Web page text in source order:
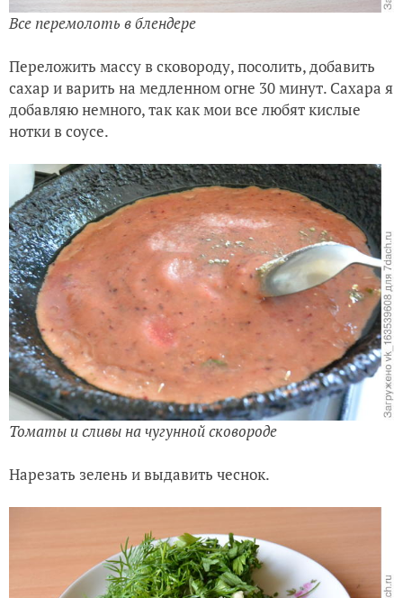
Все перемолоть в блендере
Переложить массу в сковороду, посолить, добавить
сахар и варить на медленном огне 30 минут. Сахара я
добавляю немного, так как мои все любят кислые
нотки в соусе.
Томаты и сливы на чугунной сковороде
Нарезать зелень и выдавить чеснок.